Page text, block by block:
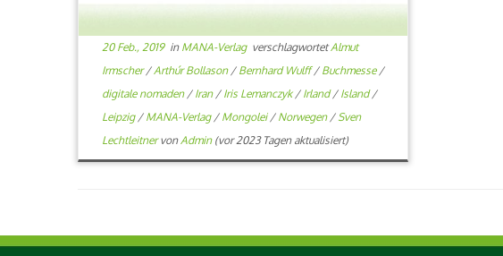
20 Feb., 2019in MANA-Verlag verschlagwortetAlmut
Irmscher/ Arthúr Bollason / Bernhard Wulff/ Buchmesse /
digitale nomaden / Iran / Iris Lemanczyk/ Irland/ Island/
Leipzig / MANA-Verlag / Mongolei / Norwegen / Sven
Lechtleitnervon Admin(vor 2023 Tagen aktualisiert)